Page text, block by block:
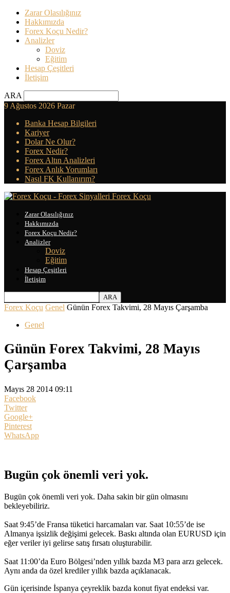
Zarar Olasılığınız
Hakkımızda
Forex Koçu Nedir?
Analizler
Doviz
Eğitim
Hesap Çeşitleri
İletişim
ARA
9 Ağustos 2026 Pazar
Banka Hesap Bilgileri
Kariyer
Dolar Ne Olur?
Forex Nedir?
Forex Altın Analizleri
Forex Anlık Yorumları
Nasıl FK Kullanırım?
Forex Koçu
Zarar Olasılığınız
Hakkımızda
Forex Koçu Nedir?
Analizler
Doviz
Eğitim
Hesap Çeşitleri
İletişim
Forex Koçu Genel Günün Forex Takvimi, 28 Mayıs Çarşamba
Genel
Günün Forex Takvimi, 28 Mayıs
Çarşamba
Mayıs 28 2014 09:11
Facebook
Twitter
Google+
Pinterest
WhatsApp
Bugün çok önemli veri yok.
Bugün çok önemli veri yok. Daha sakin bir gün olmasını
bekleyebiliriz.
Saat 9:45’de Fransa tüketici harcamaları var. Saat 10:55’de ise
Almanya işsizlik değişimi gelecek. Baskı altında olan EURUSD için
eğer veriler iyi gelirse satış fırsatı oluşturabilir.
Saat 11:00’da Euro Bölgesi’nden yıllık bazda M3 para arzı gelecek.
Aynı anda da özel krediler yıllık bazda açıklanacak.
Gün içerisinde İspanya çeyreklik bazda konut fiyat endeksi var.